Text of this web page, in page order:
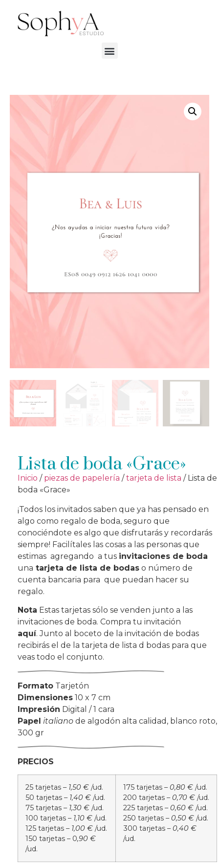
Lista de boda «Grace»
Inicio / piezas de papelería /tarjeta de lista / Lista de
boda «Grace»
¡Todos los invitados saben que ya has pensado en
algo como regalo de boda, seguro que
conociéndote es algo que disfrutarás y recordarás
siempre! Facilítales las cosas a las personas que
estimas agregando a tus invitaciones de boda
una tarjeta de lista de bodas o número de
cuenta bancaria para que puedan hacer su
regalo.
Nota Estas tarjetas sólo se venden junto a las
invitaciones de boda. Compra tu invitación
aquí. Junto al boceto de la invitación de bodas
recibirás el de la tarjeta de lista d bodas para que
veas todo el conjunto.
Formato Tarjetón
Dimensiones 10 x 7 cm
Impresión Digital / 1 cara
Papel italiano de algodón alta calidad, blanco roto,
300 gr
PRECIOS
25 tarjetas – 1,50 € /ud.
50 tarjetas – 1,40 € /ud.
75 tarjetas – 1,30 € /ud.
100 tarjetas – 1,10 € /ud.
125 tarjetas – 1,00 € /ud.
150 tarjetas – 0,90 €
/ud.
175 tarjetas –0,80 € /ud.
200 tarjetas –0,70 € /ud.
225 tarjetas –0,60 € /ud.
250 tarjetas –0,50 € /ud.
300 tarjetas –0,40 €
/ud.